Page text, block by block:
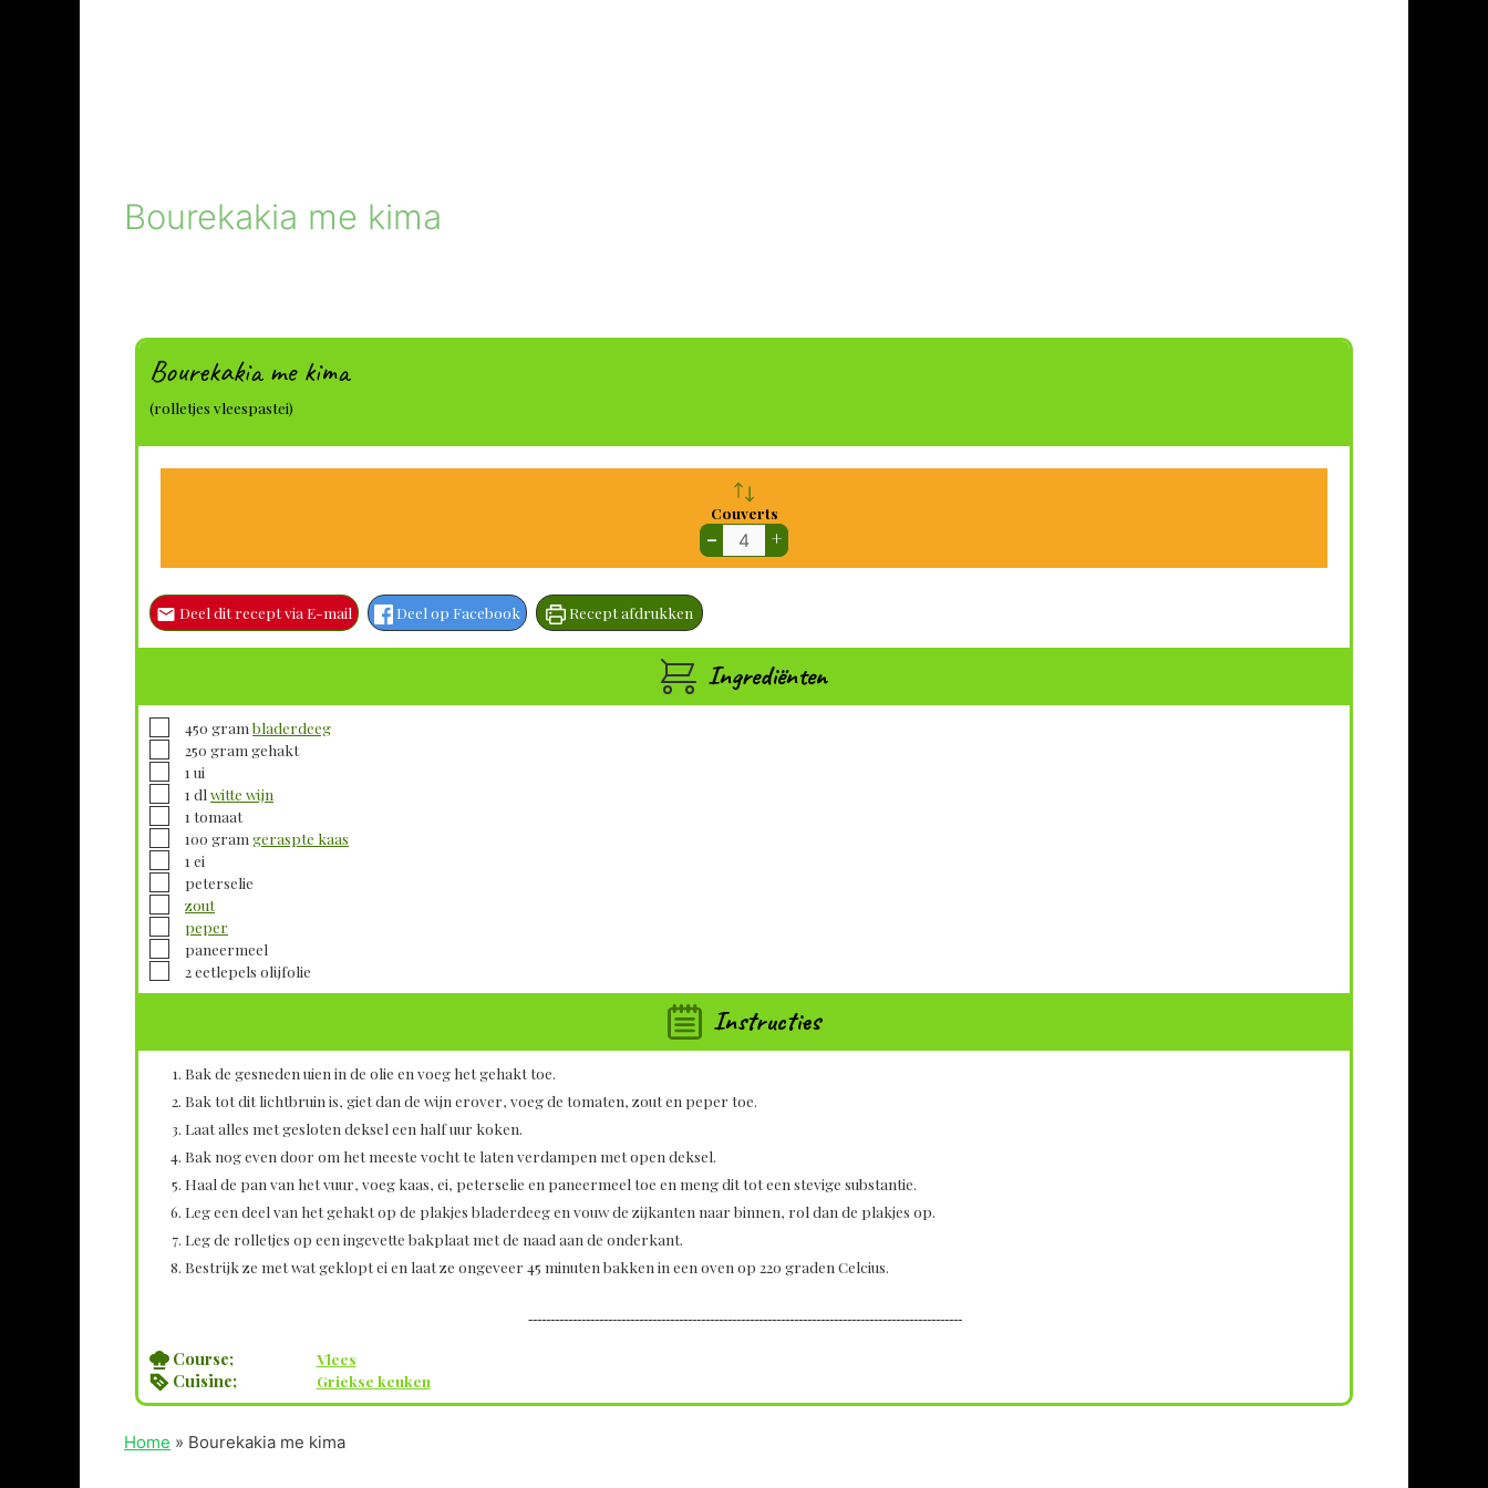
Bourekakia me kima
Bourekakia me kima
(rolletjes vleespastei)
Couverts
– +
Deel dit recept via E-mail Deel op Facebook Recept afdrukken
Ingrediënten
▢
450 gram bladerdeeg
▢
250 gram gehakt
▢1 ui
▢1 dl witte wijn
▢1 tomaat
▢
100 gram geraspte kaas
▢1 ei
▢
peterselie
▢
zout
▢
peper
▢
paneermeel
▢
2eetlepels olijfolie
Instructies
Bak de gesneden uien in de olie en voeg het gehakt toe.
Bak tot dit lichtbruin is, giet dan de wijn erover, voeg de tomaten, zout en peper toe.
Laat alles met gesloten deksel een half uur koken.
Bak nog even door om het meeste vocht te laten verdampen met open deksel.
Haal de pan van het vuur, voeg kaas, ei, peterselie en paneermeel toe en meng dit tot een stevige substantie.
Leg een deel van het gehakt op de plakjes bladerdeeg en vouw de zijkanten naar binnen, rol dan de plakjes op.
Leg de rolletjes op een ingevette bakplaat met de naad aan de onderkant.
Bestrijk ze met wat geklopt ei en laat ze ongeveer 45 minuten bakken in een oven op 220 graden Celcius.
--------------------------------------------------------------------------------------------------
Course; Vlees
Cuisine; Griekse keuken
Home » Bourekakia me kima